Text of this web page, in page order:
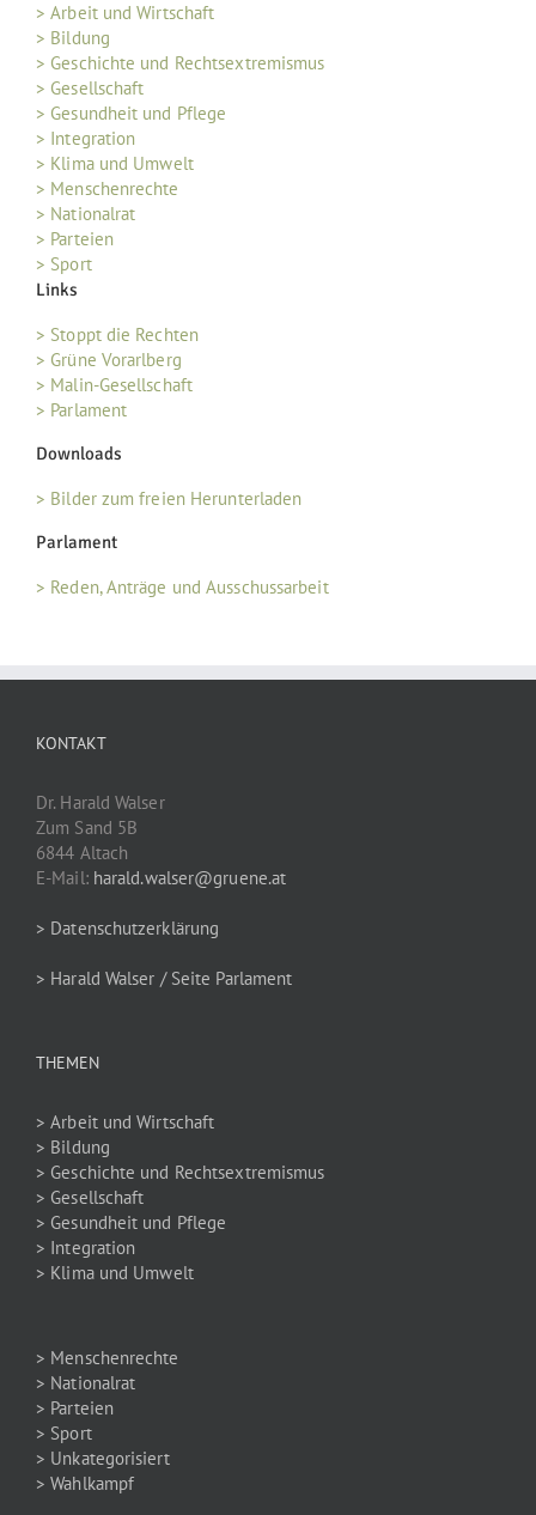
> Arbeit und Wirtschaft
> Bildung
> Geschichte und Rechtsextremismus
> Gesellschaft
> Gesundheit und Pflege
> Integration
> Klima und Umwelt
> Menschenrechte
> Nationalrat
> Parteien
> Sport
Links
> Stoppt die Rechten
> Grüne Vorarlberg
> Malin-Gesellschaft
> Parlament
Downloads
> Bilder zum freien Herunterladen
Parlament
> Reden, Anträge und Ausschussarbeit
KONTAKT
Dr. Harald Walser
Zum Sand 5B
6844 Altach
E-Mail: harald.walser@gruene.at
> Datenschutzerklärung
> Harald Walser / Seite Parlament
THEMEN
> Arbeit und Wirtschaft
> Bildung
> Geschichte und Rechtsextremismus
> Gesellschaft
> Gesundheit und Pflege
> Integration
> Klima und Umwelt
> Menschenrechte
> Nationalrat
> Parteien
> Sport
> Unkategorisiert
> Wahlkampf